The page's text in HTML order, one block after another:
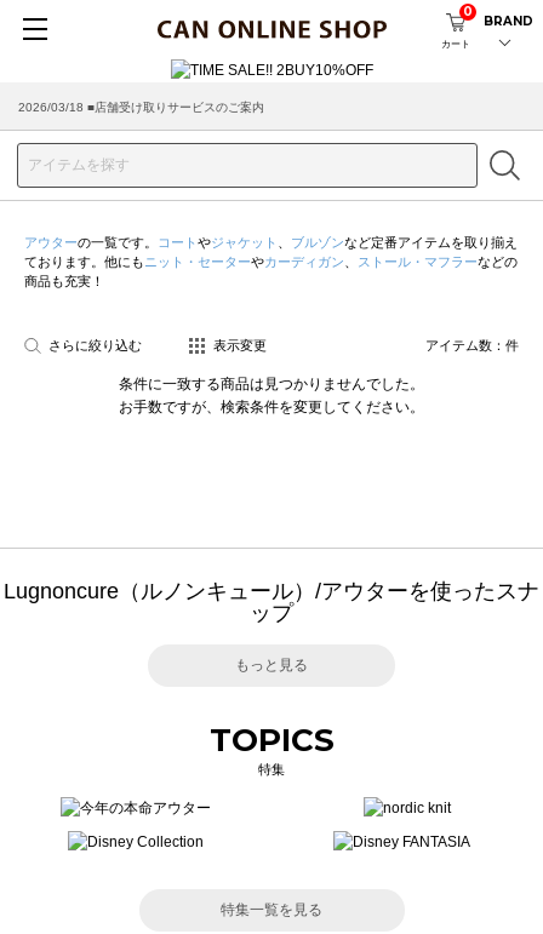
カート
0
BRAND
2026/03/18 ■店舗受け取りサービスのご案内
アウターの一覧です。 コート やジャケット ブルゾンなど定番アイテムを取り揃え
ております。他にも ニット・セーターやカーディガン ストール・マフラーなどの
商品も充実！
さらに絞り込む 表示変更 アイテム数： 件
条件に一致する商品は見つかりませんでした。
お手数ですが、検索条件を変更してください。
Lugnoncure（ルノンキュール）/アウターを使ったスナ
ップ
もっと見る
TOPICS
特集
特集一覧を見る